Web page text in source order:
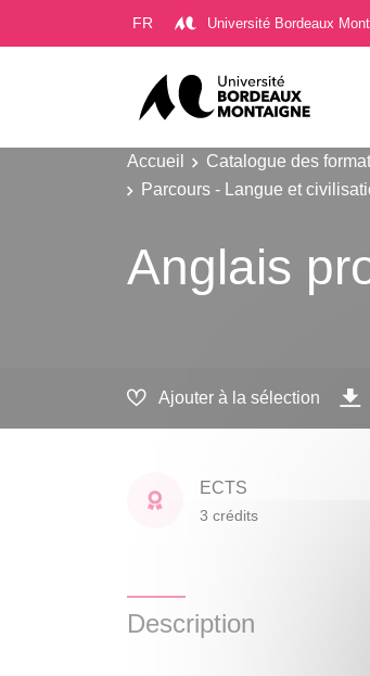
FR Université Bordeaux
Accueil Catalogue des
Parcours - Langue et
Anglais
Ajouter à la sélection
ECTS
3 crédits
Description